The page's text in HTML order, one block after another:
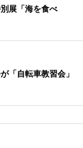
展「海を食べ
「自転車教習会」